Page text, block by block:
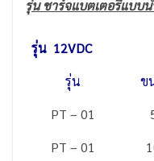
รุ่น ชาร์จแบตเตอรี่แบบน้
รุ่น 12VDC
รุ่น
ข
PT – 01
PT – 01